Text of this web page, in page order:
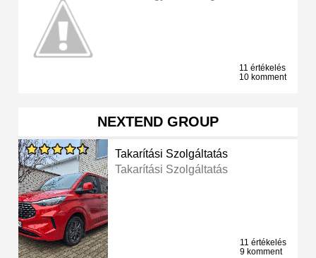
11 értékelés
10 komment
NEXTEND GROUP
Takarítási Szolgáltatás
Takarítási Szolgáltatás
11 értékelés
9 komment